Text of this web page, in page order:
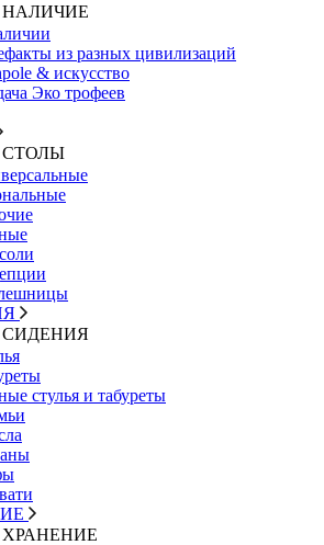
НАЛИЧИЕ
из разных цивилизаций
& искусство
Эко трофеев
СТОЛЫ
СИДЕНИЯ
стулья и табуреты
ХРАНЕНИЕ